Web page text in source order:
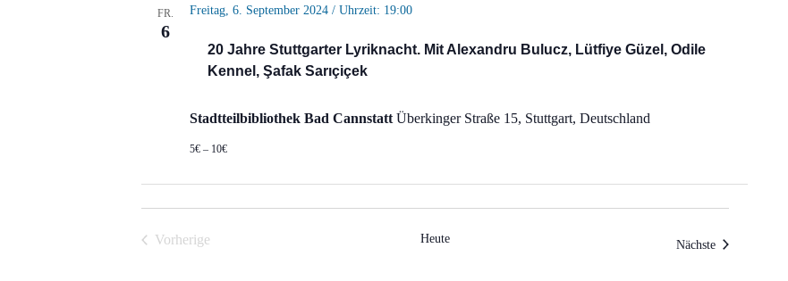
FR.
6
20 Jahre Stuttgarter Lyriknacht. Mit Alexandru Bulucz, Lütfiye Güzel, Odile
Kennel, Şafak Sarıçiçek
Freitag, 6. September 2024 / Uhrzeit: 19:00
Stadtteilbibliothek Bad Cannstatt Überkinger Straße 15, Stuttgart, Deutschland
5€ – 10€
Vorherige
Heute NächsteVeranstaltungen